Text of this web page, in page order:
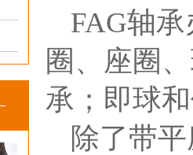
FAG轴
圈、座圈
承；即球
除了带